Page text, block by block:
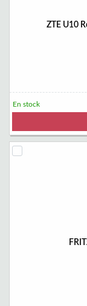
ZTE U10
En stock